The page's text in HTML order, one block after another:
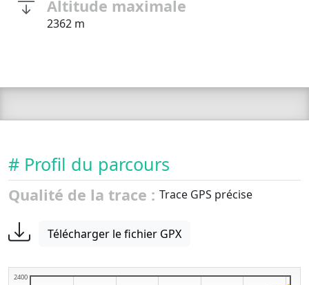
Altitude maximale
2362 m
# Profil du parcours
Qualité de la trace : Trace GPS précise
Télécharger le fichier GPX
2400